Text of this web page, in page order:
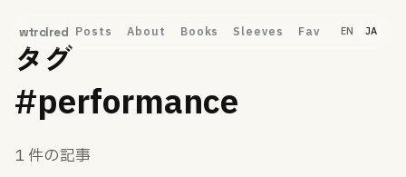
wtrclred Posts About Books Sleeves Fav EN JA
タグ
#performance
1 件の記事